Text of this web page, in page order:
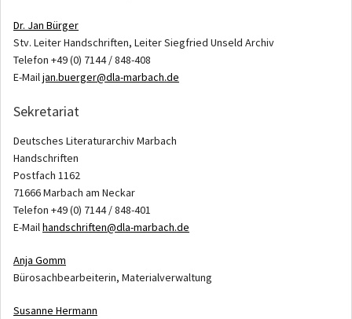
Dr. Jan Bürger
Stv. Leiter Handschriften, Leiter Siegfried Unseld Archiv
Telefon +49 (0) 7144 / 848-408
E-Mailjan.buerger@dla-marbach.de
Sekretariat
Deutsches Literaturarchiv Marbach
Handschriften
Postfach 1162
71666 Marbach am Neckar
Telefon +49 (0) 7144 / 848-401
E-Mailhandschriften@dla-marbach.de
Anja Gomm
Bürosachbearbeiterin, Materialverwaltung
Susanne Hermann